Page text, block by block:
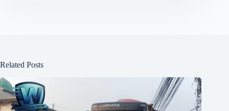
Related Posts